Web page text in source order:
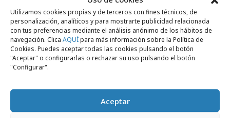
Utilizamos cookies propias y de terceros con fines técnicos, de
personalización, analíticos y para mostrarte publicidad relacionada
con tus preferencias mediante el análisis anónimo de los hábitos de
navegación. Clica AQUÍpara más información sobre la Política de
Cookies. Puedes aceptar todas las cookies pulsando el botón
"Aceptar" o configurarlas o rechazar su uso pulsando el botón
"Configurar".
Aceptar
en total alcanza hasta un 25% de las marcas.
Galiciacon una representación del 8% de las
marcas presentes en la lista Superbrands y la
Comunidad Valenciana con un 6% son las otras
localizaciones con mayor presencia en la lista.